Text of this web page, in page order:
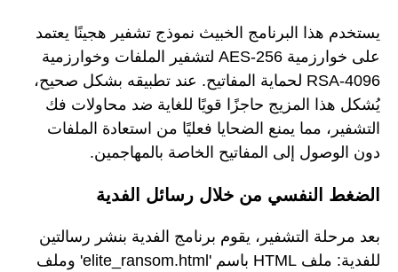
يستخدم هذا البرنامج الخبيث نموذج تشفير هجينًا يعتمد
على خوارزمية AES-256 لتشفير الملفات وخوارزمية
RSA-4096 لحماية المفاتيح. عند تطبيقه بشكل صحيح،
يُشكل هذا المزيج حاجزًا قويًا للغاية ضد محاولات فك
التشفير، مما يمنع الضحايا فعليًا من استعادة الملفات
دون الوصول إلى المفاتيح الخاصة بالمهاجمين.
الضغط النفسي من خلال رسائل الفدية
بعد مرحلة التشفير، يقوم برنامج الفدية بنشر رسالتين
للفدية: ملف HTML باسم 'elite_ransom.html' وملف